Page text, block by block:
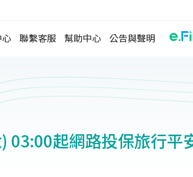
聯繫客服 幫助中心 公告與聲明
03:00起網路投保旅行平